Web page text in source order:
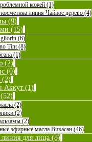
кожей (1)
линия Чайное дерево (4)
(9)
(15)
(6)
Tint (8)
(1)
(2)
(0)
(2)
Аккут (1)
(2)
(2)
(2)
эфирные масла Вивасан (46)
линия для лица (8)